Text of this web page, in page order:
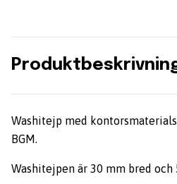
Washitejp med
BGM.
Washitejpen är 30 mm bred och